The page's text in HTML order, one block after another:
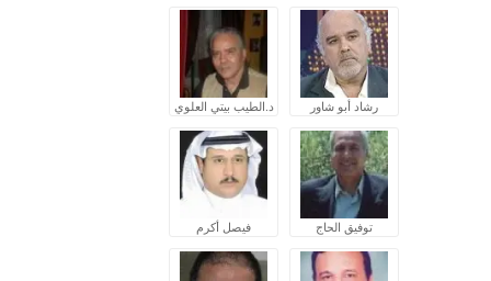
رشاد أبو شاور د.الطيب بيتي العلوي
توفيق الحاج فيصل أكرم